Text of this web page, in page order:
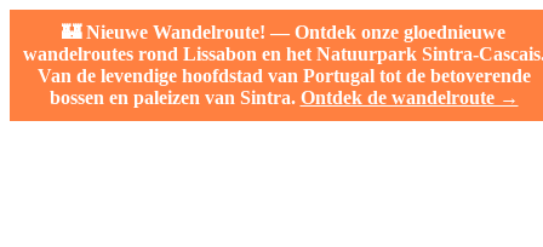
🏰 Nieuwe Wandelroute! — Ontdek onze gloednieuwe
wandelroutes rond Lissabon en het Natuurpark Sintra-
Van de levendige hoofdstad van Portugal tot de betoverende
bossen en paleizen van Sintra. Ontdek de wandelroute →